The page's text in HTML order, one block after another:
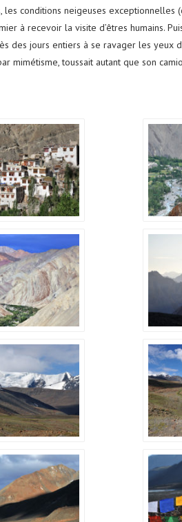
les conditions neigeuses
à recevoir la visite d’êtres humains.
des jours entiers à se ravager les
mimétisme, toussait autant que son